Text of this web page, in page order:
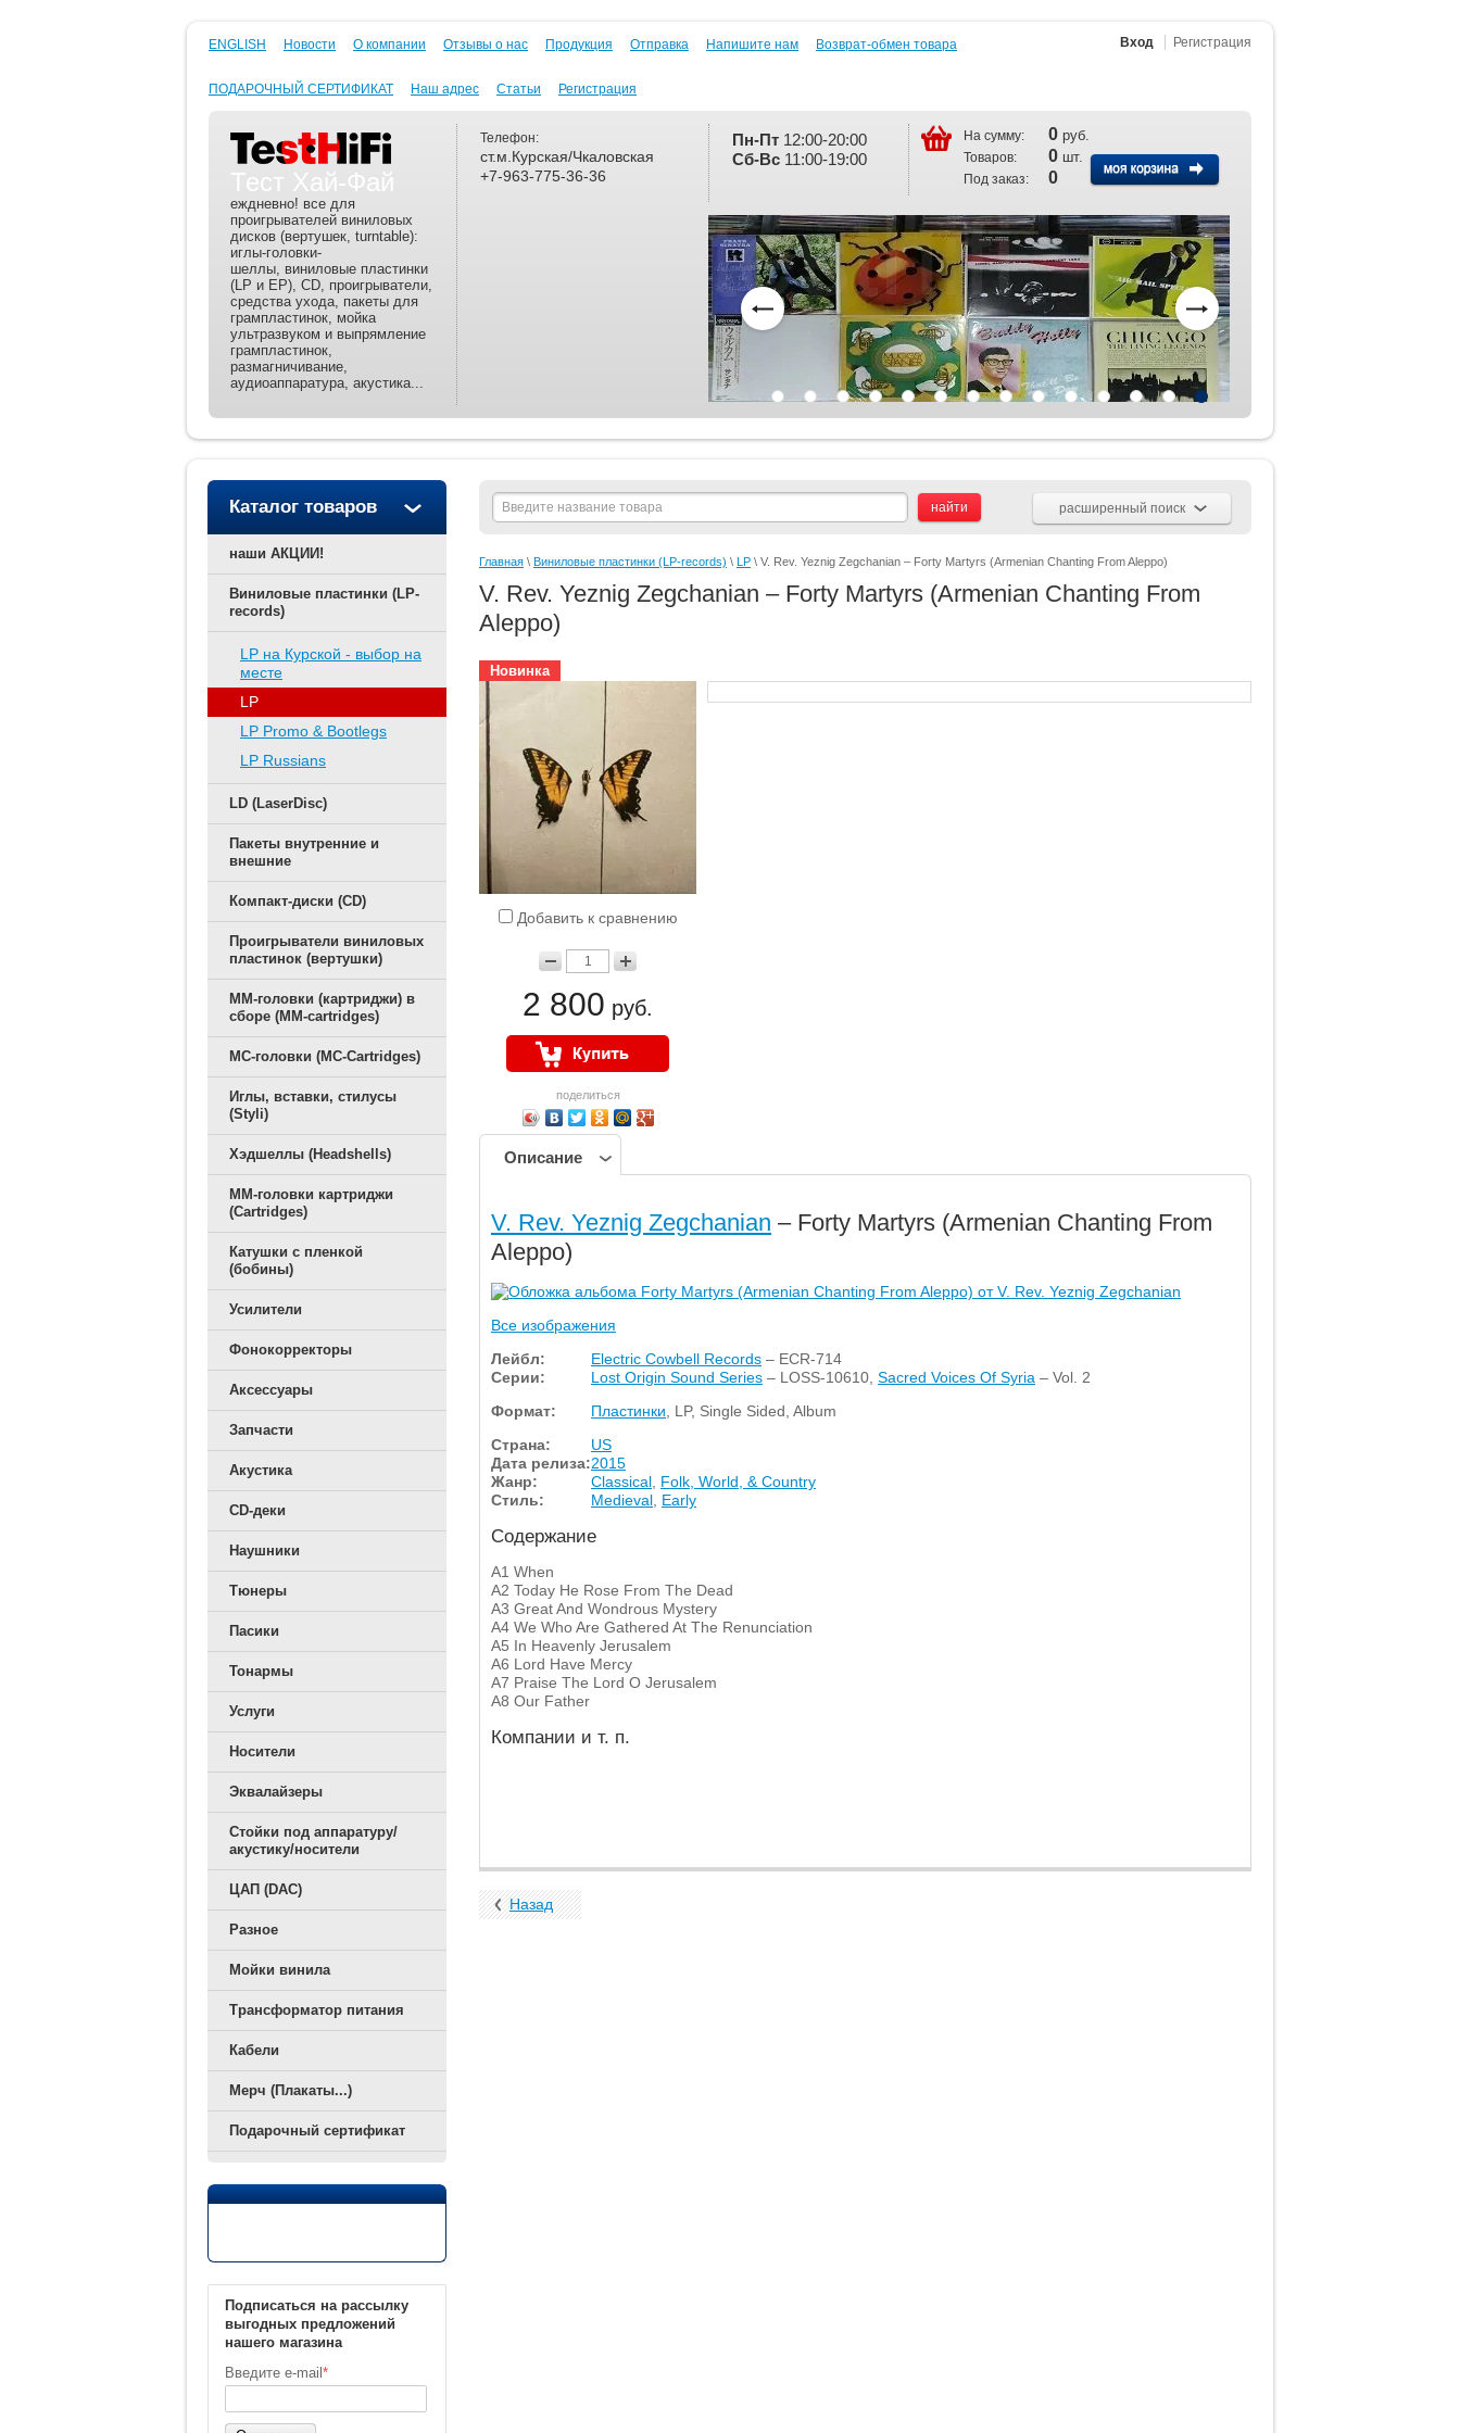
Вход Регистрация
ENGLISH Новости О компании Отзывы о нас Продукция Отправка Напишите нам Возврат-обмен товара
ПОДАРОЧНЫЙ СЕРТИФИКАТ Наш адрес Статьи Регистрация
Тест Хай-Фай
еждневно! все для
проигрывателей виниловых
дисков (вертушек, turntable):
иглы-головки-
шеллы, виниловые пластинки
(LP и EP), CD, проигрыватели,
средства ухода, пакеты для
грампластинок, мойка
ультразвуком и выпрямление
грампластинок,
размагничивание,
аудиоаппаратура, акустика...
Телефон:
ст.м.Курская/Чкаловская
+7-963-775-36-36
Пн-Пт 12:00-20:00
Сб-Вс 11:00-19:00
На сумму: 0 руб.
Товаров: 0 шт.
Под заказ: 0
Каталог товаров
наши АКЦИИ!
Виниловые пластинки (LP-
records)
LP на Курской - выбор на
месте
LP
LP Promo & Bootlegs
LP Russians
LD (LaserDisc)
Пакеты внутренние и
внешние
Компакт-диски (CD)
Проигрыватели виниловых
пластинок (вертушки)
ММ-головки (картриджи) в
сборе (MM-cartridges)
MC-головки (MC-Cartridges)
Иглы, вставки, стилусы
(Styli)
Хэдшеллы (Headshells)
ММ-головки картриджи
(Cartridges)
Катушки с пленкой
(бобины)
Усилители
Фонокорректоры
Аксессуары
Запчасти
Акустика
CD-деки
Наушники
Тюнеры
Пасики
Тонармы
Услуги
Носители
Эквалайзеры
Стойки под аппаратуру/
акустику/носители
ЦАП (DAC)
Разное
Мойки винила
Трансформатор питания
Кабели
Мерч (Плакаты...)
Подарочный сертификат
Подписаться на рассылку
выгодных предложений
нашего магазина
Введите e-mail *
расширенный поиск
Главная \ Виниловые пластинки (LP-records) \ LP \ V. Rev. Yeznig Zegchanian – Forty Martyrs (Armenian Chanting From Aleppo)
V. Rev. Yeznig Zegchanian – Forty Martyrs (Armenian Chanting From
Aleppo)
Новинка
Добавить к сравнению
2 800 руб.
поделиться
Описание
V. Rev. Yeznig Zegchanian – Forty Martyrs (Armenian Chanting From
Aleppo)
Все изображения
Лейбл:
Electric Cowbell Records – ECR-714
Серии:
Lost Origin Sound Series – LOSS-10610, Sacred Voices Of Syria – Vol. 2
Формат:
Пластинки , LP, Single Sided, Album
Страна:
US
Дата релиза:2015
Жанр:
Classical Folk, World, & Country
Стиль:
Medieval Early
Содержание
A1 When
A2 Today He Rose From The Dead
A3 Great And Wondrous Mystery
A4 We Who Are Gathered At The Renunciation
A5 In Heavenly Jerusalem
A6 Lord Have Mercy
A7 Praise The Lord O Jerusalem
A8 Our Father
Компании и т. п.
Назад